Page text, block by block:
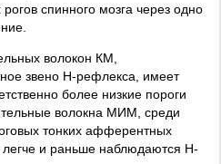
спинного мозга через одно
волокон КМ,
звено Н-рефлекса, имеет
более низкие пороги
волокна МИМ, среди
тонких афферентных
легче и раньше наблюдаются Н-